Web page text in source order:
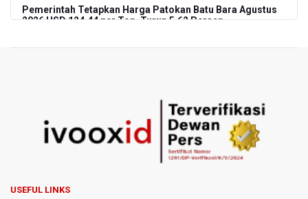
Pemerintah Tetapkan Harga Patokan Batu Bara Agustus
2026 USD 124,44 per Ton, Turun 5,62 Persen
Anggota DPR Minta Rencana Kenaikan Gaji Kepala Daerah
BGN Wajibkan Ompreng MBG Cantumkan Batas Waktu
BEI Catat Pertumbuhan Investor Saham Capai 10,05 Juta
USEFUL LINKS